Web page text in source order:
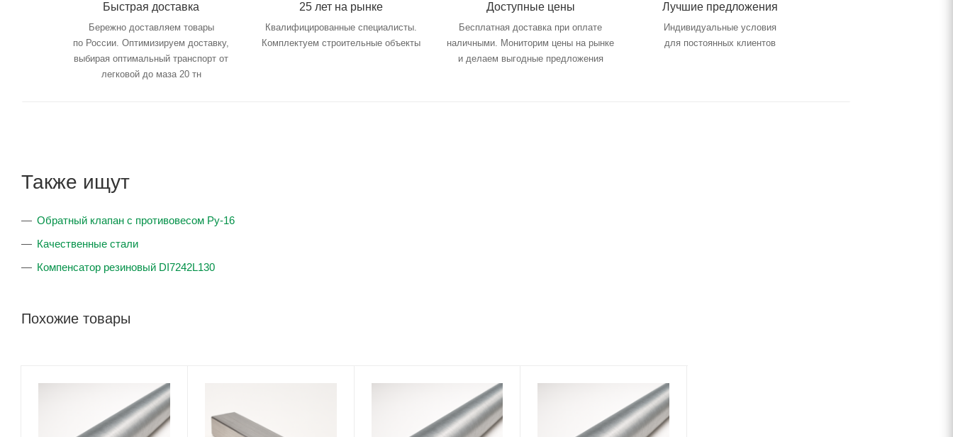
Быстрая доставка
Бережно доставляем товары
по России. Оптимизируем доставку,
выбирая оптимальный транспорт от
легковой до маза 20 тн
25 лет на рынке
Квалифицированные специалисты.
Комплектуем строительные объекты
Доступные цены
Бесплатная доставка при оплате
наличными. Мониторим цены на рынке
и делаем выгодные предложения
Лучшие предложения
Индивидуальные условия
для постоянных клиентов
Также ищут
Обратный клапан с противовесом Ру-16
Качественные стали
Компенсатор резиновый DI7242L130
Похожие товары